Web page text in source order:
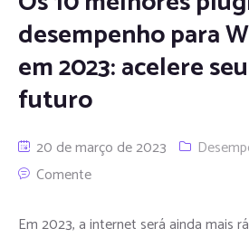
desempenho para
em 2023: acelere
futuro
20 de março de 2023
Comente
Em 2023, a internet será ainda mais